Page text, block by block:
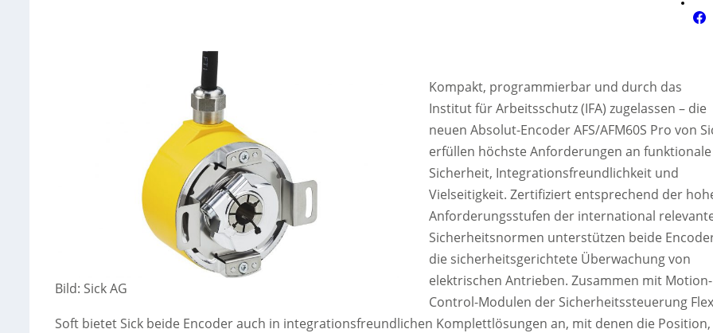
Bild: Sick AG
Kompakt, programmierbar und durch das
Institut für Arbeitsschutz (IFA) zugelassen – die
neuen Absolut-Encoder AFS/AFM60S Pro von
erfüllen höchste Anforderungen an funktionale
Sicherheit, Integrationsfreundlichkeit und
Vielseitigkeit. Zertifiziert entsprechend der
Anforderungsstufen der international
Sicherheitsnormen unterstützen beide
die sicherheitsgerichtete Überwachung von
elektrischen Antrieben. Zusammen mit Motion-
Control-Modulen der Sicherheitssteuerung
Soft bietet Sick beide Encoder auch in integrationsfreundlichen Komplettlösungen an, mit denen die Position,